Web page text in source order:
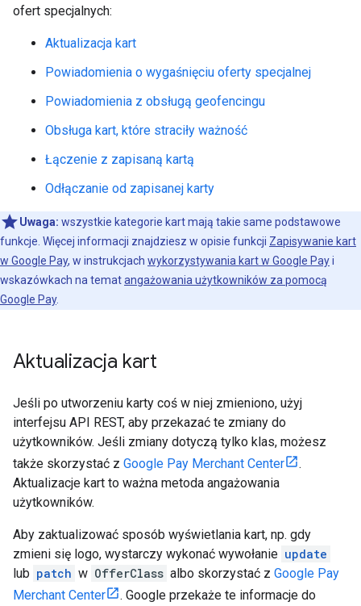
ofert specjalnych:
Aktualizacja kart
Powiadomienia o wygaśnięciu oferty specjalnej
Powiadomienia z obsługą geofencingu
Obsługa kart, które straciły ważność
Łączenie z zapisaną kartą
Odłączanie od zapisanej karty
Uwaga: wszystkie kategorie kart mają takie same podstawowe
funkcje. Więcej informacji znajdziesz w opisie funkcji Zapisywanie kart
w Google Pay, w instrukcjach wykorzystywania kart w Google Payi
wskazówkach na tematangażowania użytkowników za pomocą
Google Pay.
Aktualizacja kart
Jeśli po utworzeniu karty coś w niej zmieniono, użyj
interfejsu API REST, aby przekazać te zmiany do
użytkowników. Jeśli zmiany dotyczą tylko klas, możesz
także skorzystać z Google Pay Merchant Center
.
Aktualizacje kart to ważna metoda angażowania
użytkowników.
Aby zaktualizować sposób wyświetlania kart, np. gdy
zmieni się logo, wystarczy wykonać wywołanie update
lub patch w OfferClass albo skorzystać z Google Pay
Merchant Center
. Google przekaże te informacje do